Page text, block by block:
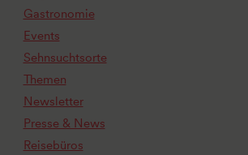
Gastronomie
Events
Sehnsuchtsorte
Themen
Newsletter
Presse & News
Reisebüros